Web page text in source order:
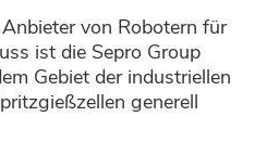
von Robotern für
ist die Sepro Group
Gebiet der industriellen
generell